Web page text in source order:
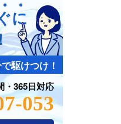
ぐに
駆けつけ！
・365日対応
053